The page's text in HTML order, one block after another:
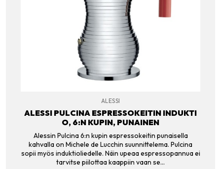
ALESSI
ALESSI PULCINA ESPRESSOKEITIN INDUKTI
O, 6:N KUPIN, PUNAINEN
Alessin Pulcina 6:n kupin espressokeitin punaisella
kahvalla on Michele de Lucchin suunnittelema. Pulcina
sopii myös induktioliedelle. Näin upeaa espressopannua ei
tarvitse piilottaa kaappiin vaan se…